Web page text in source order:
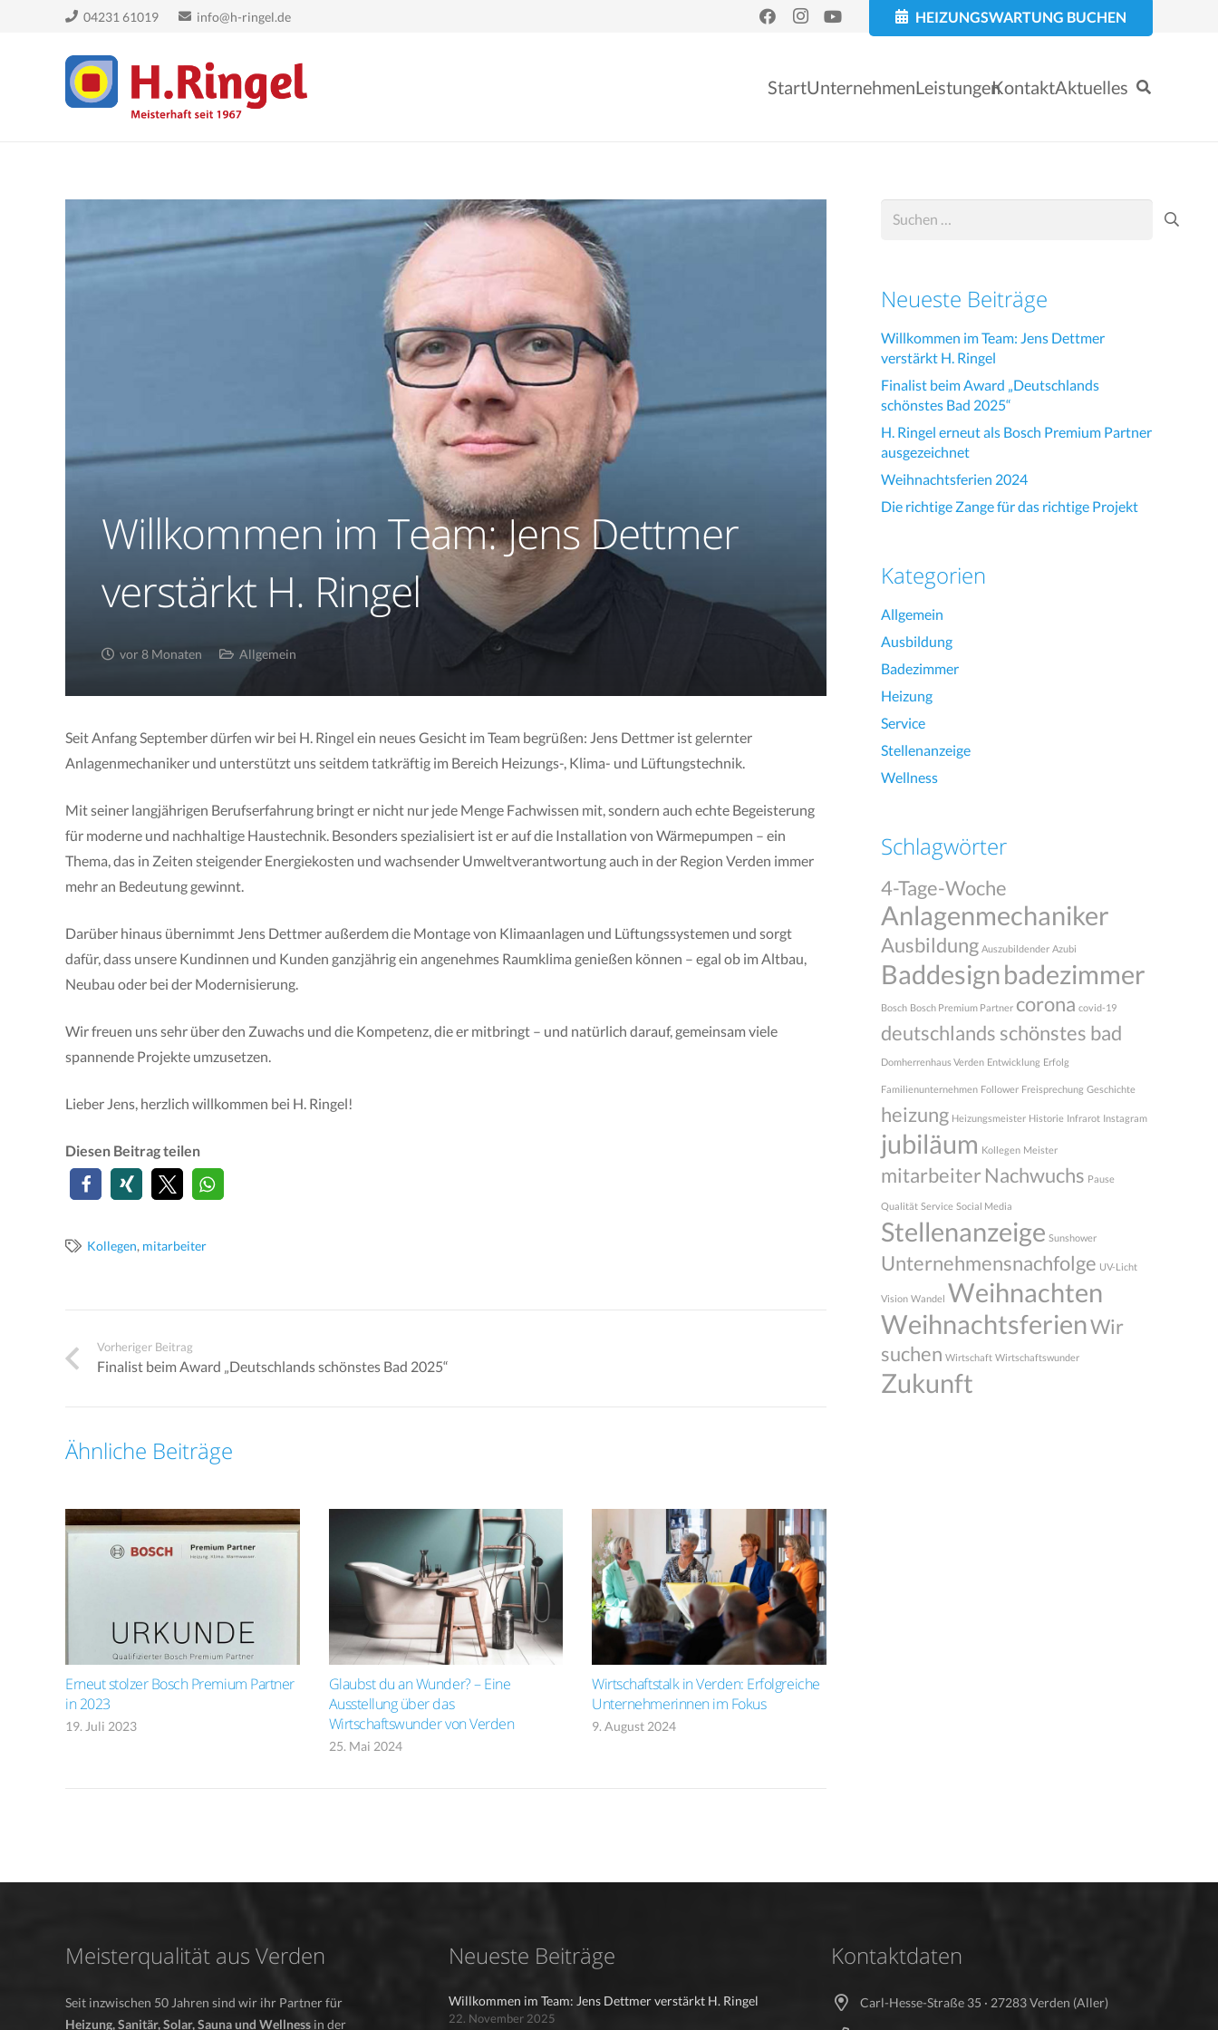
04231 61019 info@h-ringel.de HEIZUNGSWARTUNG BUCHEN
StartUnternehmenLeistungenKontaktAktuelles
Willkommen im Team: Jens Dettmer
verstärkt H. Ringel
vor 8 Monaten Allgemein
Seit Anfang September dürfen wir bei H. Ringel ein neues Gesicht im Team begrüßen: Jens Dettmer ist gelernter
Anlagenmechaniker und unterstützt uns seitdem tatkräftig im Bereich Heizungs-, Klima- und Lüftungstechnik.
Mit seiner langjährigen Berufserfahrung bringt er nicht nur jede Menge Fachwissen mit, sondern auch echte Begeisterung
für moderne und nachhaltige Haustechnik. Besonders spezialisiert ist er auf die Installation von Wärmepumpen – ein
Thema, das in Zeiten steigender Energiekosten und wachsender Umweltverantwortung auch in der Region Verden immer
mehr an Bedeutung gewinnt.
Darüber hinaus übernimmt Jens Dettmer außerdem die Montage von Klimaanlagen und Lüftungssystemen und sorgt
dafür, dass unsere Kundinnen und Kunden ganzjährig ein angenehmes Raumklima genießen können – egal ob im Altbau,
Neubau oder bei der Modernisierung.
Wir freuen uns sehr über den Zuwachs und die Kompetenz, die er mitbringt – und natürlich darauf, gemeinsam viele
spannende Projekte umzusetzen.
Lieber Jens, herzlich willkommen bei H. Ringel!
Diesen Beitrag teilen
Kollegen, mitarbeiter
Vorheriger Beitrag
Finalist beim Award „Deutschlands schönstes Bad 2025“
Ähnliche Beiträge
Erneut stolzer Bosch Premium Partner
in 2023
19. Juli 2023
Glaubst du an Wunder? – Eine
Ausstellung über das
Wirtschaftswunder von Verden
25. Mai 2024
Wirtschaftstalk in Verden: Erfolgreiche
Unternehmerinnen im Fokus
9. August 2024
Suchen
Neueste Beiträge
Willkommen im Team: Jens Dettmer
verstärkt H. Ringel
Finalist beim Award „Deutschlands
schönstes Bad 2025“
H. Ringel erneut als Bosch Premium Partner
ausgezeichnet
Weihnachtsferien 2024
Die richtige Zange für das richtige Projekt
Kategorien
Allgemein
Ausbildung
Badezimmer
Heizung
Service
Stellenanzeige
Wellness
Schlagwörter
4-Tage-Woche
Anlagenmechaniker
Ausbildung Auszubildender Azubi
Baddesignbadezimmer
Bosch Bosch Premium Partner corona covid-19
deutschlands schönstes bad
Domherrenhaus Verden Entwicklung Erfolg
Familienunternehmen Follower Freisprechung Geschichte
heizung Heizungsmeister Historie Infrarot Instagram
jubiläum Kollegen Meister
mitarbeiterNachwuchs Pause
Qualität Service Social Media
Stellenanzeige Sunshower
Unternehmensnachfolge UV-Licht
Vision Wandel Weihnachten
WeihnachtsferienWir
suchen Wirtschaft Wirtschaftswunder
Zukunft
Meisterqualität aus Verden
Seit inzwischen 50 Jahren sind wir ihr Partner für
Heizung, Sanitär, Solar, Sauna und Wellness in der
Neueste Beiträge
Willkommen im Team: Jens Dettmer verstärkt H. Ringel
22. November 2025
Kontaktdaten
Carl-Hesse-Straße 35 · 27283 Verden (Aller)